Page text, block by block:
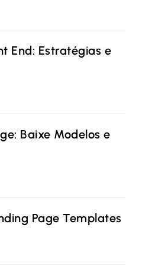
End: Estratégias e
Baixe Modelos e
Page Templates